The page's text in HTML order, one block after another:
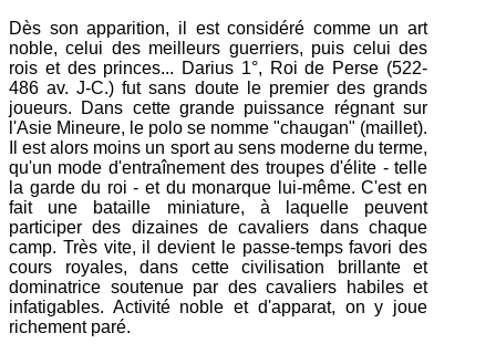
Dès son apparition, il est considéré comme un art
noble, celui des meilleurs guerriers, puis celui des
rois et des princes... Darius 1°, Roi de Perse (522-
486 av. J-C.) fut sans doute le premier des grands
joueurs. Dans cette grande puissance régnant sur
l'Asie Mineure, le polo se nomme "chaugan" (maillet).
Il est alors moins un sport au sens moderne du terme,
qu'un mode d'entraînement des troupes d'élite - telle
la garde du roi - et du monarque lui-même. C'est en
fait une bataille miniature, à laquelle peuvent
participer des dizaines de cavaliers dans chaque
camp. Très vite, il devient le passe-temps favori des
cours royales, dans cette civilisation brillante et
dominatrice soutenue par des cavaliers habiles et
infatigables. Activité noble et d'apparat, on y joue
richement paré.